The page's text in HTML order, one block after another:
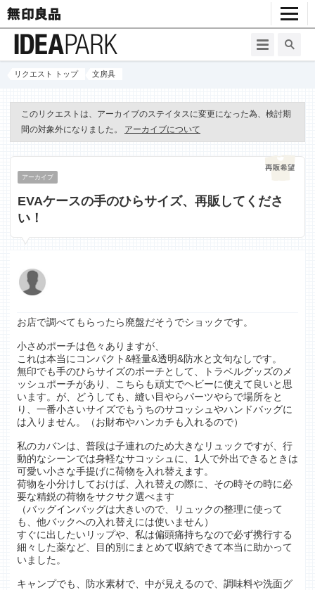
リクエスト トップ 文房具
このリクエストは、アーカイブのステイタスに変更になった為、検討期
間の対象外になりました。
アーカイブについて
アーカイブ
EVAケースの手のひらサイズ、再販してくださ
い！
お店で調べてもらったら廃盤だそうでショックです。
小さめポーチは色々ありますが、
これは本当にコンパクト&軽量&透明&防水と文句なしです。
無印でも手のひらサイズのポーチとして、トラベルグッズのメ
ッシュポーチがあり、こちらも頑丈でヘビーに使えて良いと思
います。が、どうしても、縫い目やらパーツやらで場所をと
り、一番小さいサイズでもうちのサコッシュやハンドバッグに
は入りません。（お財布やハンカチも入れるので）
私のカバンは、普段は子連れのため大きなリュックですが、行
動的なシーンでは身軽なサコッシュに、1人で外出できるときは
可愛い小さな手提げに荷物を入れ替えます。
荷物を小分けしておけば、入れ替えの際に、その時その時に必
要な精鋭の荷物をサクサク選べます
（バッグインバッグは大きいので、リュックの整理に使って
も、他バックへの入れ替えには使いません）
すぐに出したいリップや、私は偏頭痛持ちなので必ず携行する
細々した薬など、目的別にまとめて収納できて本当に助かって
いました。
キャンプでも、防水素材で、中が見えるので、調味料や洗面グ